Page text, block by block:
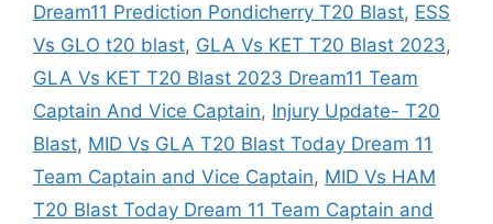
Dream11 Prediction Pondicherry T20 Blast, ESS
Vs GLO t20 blast, GLA Vs KET T20 Blast 2023,
GLA Vs KET T20 Blast 2023 Dream11 Team
Captain And Vice Captain, Injury Update- T20
Blast, MID Vs GLA T20 Blast Today Dream 11
Team Captain and Vice Captain, MID Vs HAM
T20 Blast Today Dream 11 Team Captain and